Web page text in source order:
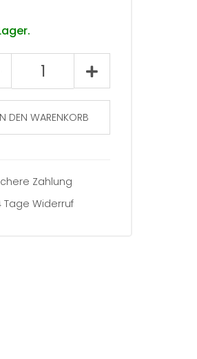
Beiträge
Fremdsprachenvermittlung
2007
(Sonderheft
DEN WARENKORB
Zahlung
Tage Widerruf